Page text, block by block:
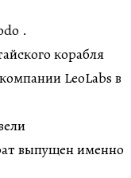
.
корабля
компании LeoLabs в
выпущен именно